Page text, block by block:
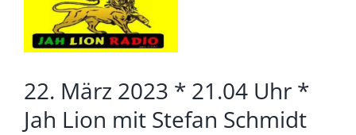
grösseres
Bild
22. März 2023 * 21.04 Uhr *
Jah Lion mit Stefan Schmidt